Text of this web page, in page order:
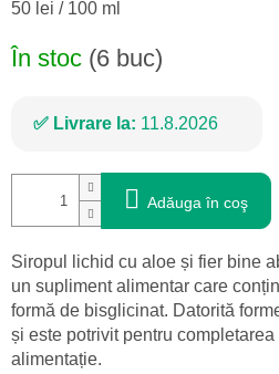
Evaluare
50 lei / 100 ml
În stoc (6 buc)
Livrare la: 11.8.2026
Adăuga în coş
Siropul lichid cu aloe și fier bine
un supliment alimentar care
formă de bisglicinat. Datorită
și este potrivit pentru
alimentație.